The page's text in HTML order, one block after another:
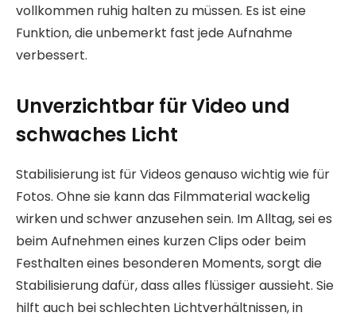
vollkommen ruhig halten zu müssen. Es ist eine
Funktion, die unbemerkt fast jede Aufnahme
verbessert.
Unverzichtbar für Video und
schwaches Licht
Stabilisierung ist für Videos genauso wichtig wie für
Fotos. Ohne sie kann das Filmmaterial wackelig
wirken und schwer anzusehen sein. Im Alltag, sei es
beim Aufnehmen eines kurzen Clips oder beim
Festhalten eines besonderen Moments, sorgt die
Stabilisierung dafür, dass alles flüssiger aussieht. Sie
hilft auch bei schlechten Lichtverhältnissen, in